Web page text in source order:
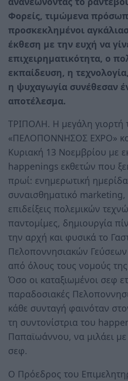
Φορείς, τιμώμενα
προσκεκλημένοι
έκθεση με την ευχή να
επιχειρηματικότητα, ο
εκπαίδευση, η
η ψυχαγωγία συνέθεσαν
αποτέλεσμα.
ΤΡΙΠΟΛΗ. Η μεγάλη γιορτή
«ΠΕΛΟΠΟΝΝΗΣΟΣ EXPO»
Κυριακή 13 Νοεμβρίου με
happenings εκθετών που
πρωί: ενημερωτική
συναισθηματικό
επιδείξεις πολεμικών
παντομίμες, δημιουργία
την αρχή και φυσικά το
Πελοποννησιακών Γεύσεων
από όλους τους νομούς
Όσο οι καταξιωμένοι σεφ
παραδοσιακές
κάθε συνταγή φαινόταν
τη συντονίστρια του
Παπαϊωάννου, να μιλάει
σεφ.
Ο Πρόεδρος του